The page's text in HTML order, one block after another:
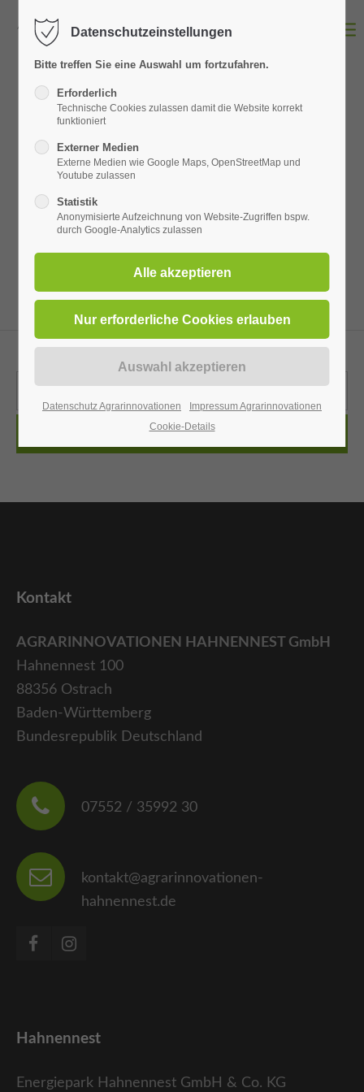
Login
Benutzername
Passwort
24h
We offer support for our customers
Get in touch
Cybersteel Inc.
San Francisco, CA 94102
Have any questions?
+44 1234 567 890
Drop us a line
About us
Lorem ipsum dolor sit amet, consectetuer
Lorem ipsum dolor sit amet, consectetuer
adipiscing elit. Aenean commodo ligula eget
Suchen
Kontakt
AGRARINNOVATIONEN HAHNENNEST GmbH
Hahnennest 100
88356 Ostrach
Baden-Württemberg
Bundesrepublik Deutschland
07552 / 35992 30
kontakt@agrarinnovationen-
hahnennest.de
Hahnennest
Energiepark Hahnennest GmbH & Co. KG
Datenschutzeinstellungen
Bitte treffen Sie eine Auswahl um fortzufahren.
Erforderlich
Technische Cookies zulassen damit die Website korrekt
funktioniert
Externer Medien
Externe Medien wie Google Maps, OpenStreetMap und
Youtube zulassen
Statistik
Anonymisierte Aufzeichnung von Website-Zugriffen bspw.
durch Google-Analytics zulassen
Datenschutz Agrarinnovationen
Impressum Agrarinnovationen
Cookie-Details